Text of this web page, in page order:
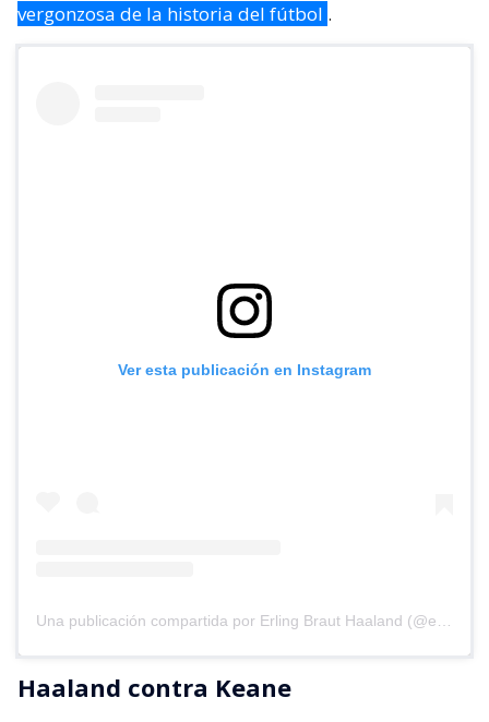
vergonzosa de la historia del fútbol .
Ver esta publicación en Instagram
Una publicación compartida por Erling Braut Haaland (@erling)
Haaland contra Keane